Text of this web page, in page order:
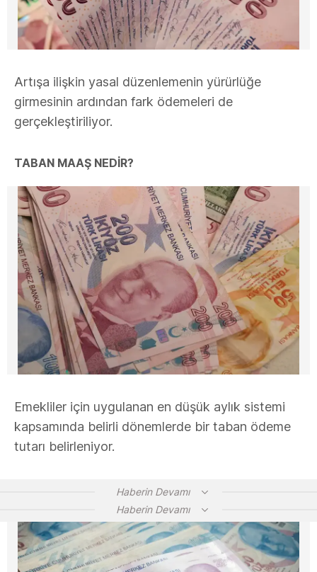
Artışa ilişkin yasal düzenlemenin yürürlüğe
girmesinin ardından fark ödemeleri de
gerçekleştiriliyor.
TABAN MAAŞ NEDİR?
Emekliler için uygulanan en düşük aylık sistemi
kapsamında belirli dönemlerde bir taban ödeme
tutarı belirleniyor.
Haberin Devamı
Haberin Devamı